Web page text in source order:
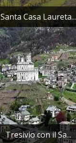
Santa Casa Laureta...
Tresivio con il Sa...